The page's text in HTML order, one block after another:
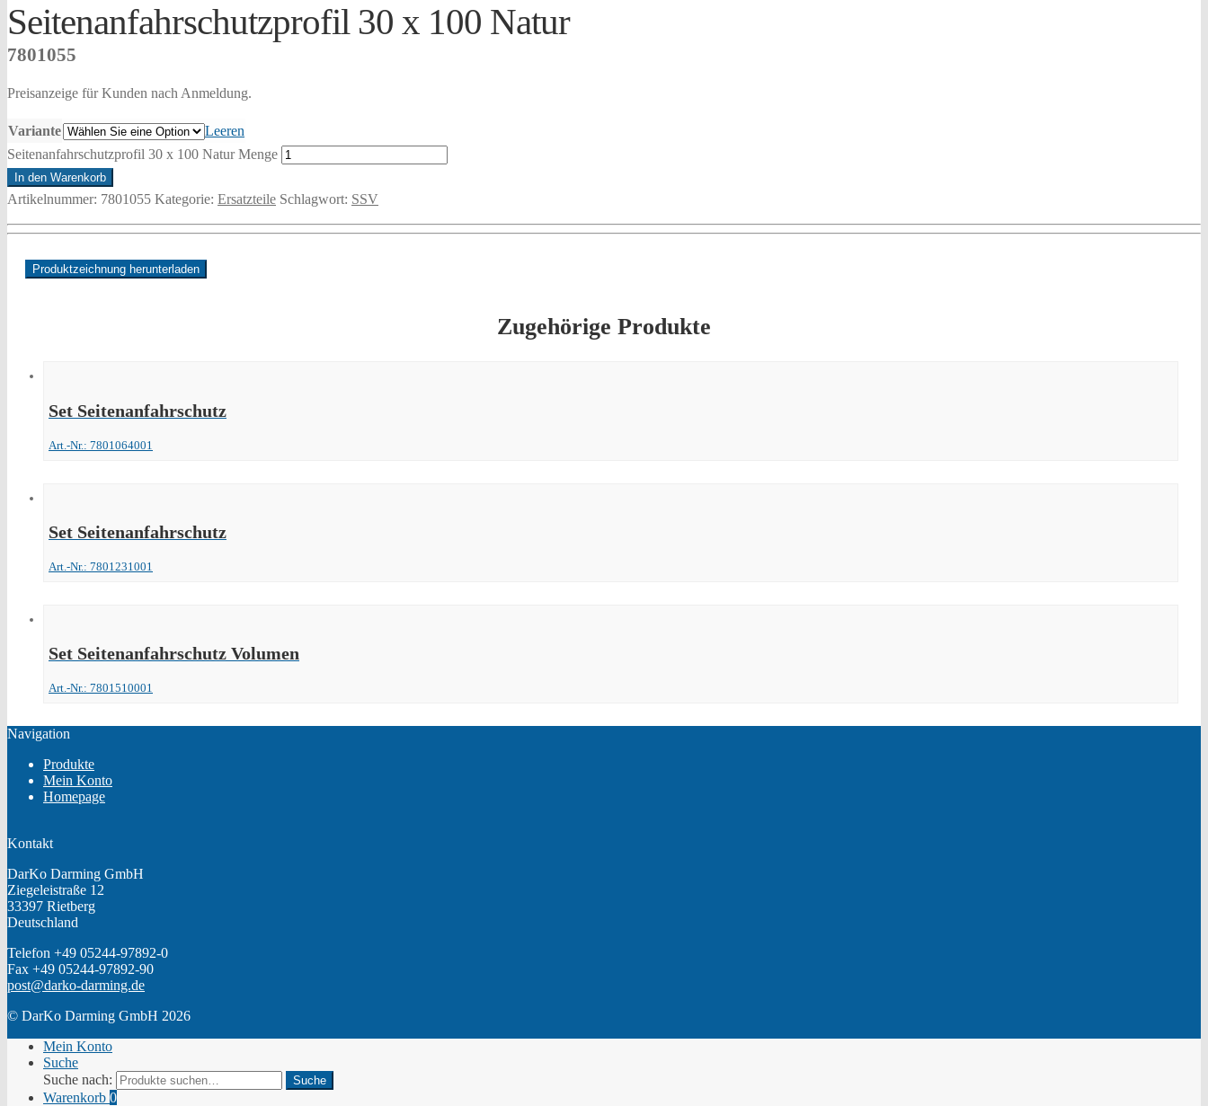
Seitenanfahrschutzprofil 30 x 100 Natur
7801055
Preisanzeige für Kunden nach Anmeldung.
Variante
Leeren
Seitenanfahrschutzprofil 30 x 100 Natur Menge
In den Warenkorb
Artikelnummer: 7801055 Kategorie: Ersatzteile Schlagwort: SSV
Produktzeichnung herunterladen
Zugehörige Produkte
Set Seitenanfahrschutz
Art.-Nr.: 7801064001
Set Seitenanfahrschutz
Art.-Nr.: 7801231001
Set Seitenanfahrschutz Volumen
Art.-Nr.: 7801510001
Navigation
Produkte
Mein Konto
Homepage
Kontakt
DarKo Darming GmbH
Ziegeleistraße 12
33397 Rietberg
Deutschland
Telefon +49 05244-97892-0
Fax +49 05244-97892-90
post@darko-darming.de
© DarKo Darming GmbH 2026
Mein Konto
Suche
Suche nach:
Suche
Warenkorb 0